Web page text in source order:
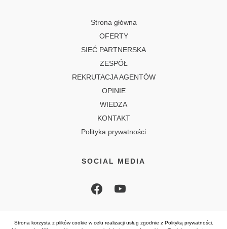
Strona główna
OFERTY
SIEĆ PARTNERSKA
ZESPÓŁ
REKRUTACJA AGENTÓW
OPINIE
WIEDZA
KONTAKT
Polityka prywatności
SOCIAL MEDIA
Strona korzysta z plików cookie w celu realizacji usług zgodnie z Polityką prywatności.